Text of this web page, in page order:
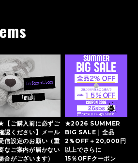
【ご購入前に必ずご
認ください】メール
信設定のお願い（重
なご案内が届かない
合がございます）
★2026 SUMMER
BIG SALE｜全品
2％OFF＋20,000円
以上でさらに
15％OFFクーポン